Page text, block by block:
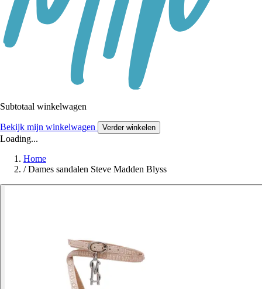
Subtotaal winkelwagen
Bekijk mijn winkelwagen Verder winkelen
Loading...
Home
/ Dames sandalen Steve Madden Blyss